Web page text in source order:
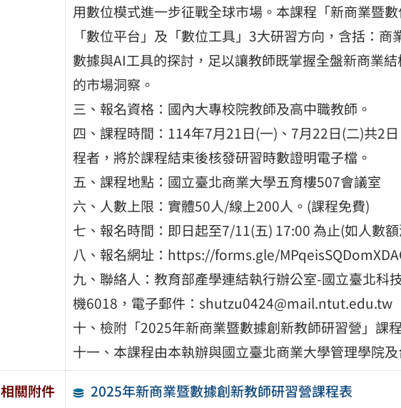
用數位模式進一步征戰全球市場。本課程「新商業暨
「數位平台」及「數位工具」3大研習方向，含括：
數據與AI工具的探討，足以讓教師既掌握全盤新商業
的市場洞察。
三、報名資格：國內大專校院教師及高中職教師。
四、課程時間：114年7月21日(一)、7月22日(二)共2
程者，將於課程結束後核發研習時數證明電子檔。
五、課程地點：國立臺北商業大學五育樓507會議室
六、人數上限：實體50人/線上200人。(課程免費)
七、報名時間：即日起至7/11(五) 17:00 為止(如人數額
八、報名網址：https://forms.gle/
九、聯絡人：教育部產學連結執行辦公室-國立臺北科
機6018，電子郵件：shutzu0424@mail.ntut.edu.tw
十、檢附「2025年新商業暨數據創新教師研習營」課
十一、本課程由本執辦與國立臺北商業大學管理學院
相關附件
2025年新商業暨數據創新教師研習營課程表